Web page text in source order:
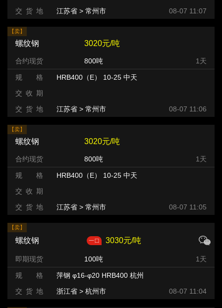
交 货 地
江苏省 > 常州市 > 08-07 11:07
【卖】
螺纹钢 3020元/吨
合约现货 800吨 1天
规 格
HRB400（E） 10-25 中天
交 收 期
交 货 地
江苏省 > 常州市 > 08-07 11:06
【卖】
螺纹钢 3020元/吨
合约现货 800吨 1天
规 格
HRB400（E） 10-25 中天
交 收 期
交 货 地
江苏省 > 常州市 > 08-07 11:05
【卖】
螺纹钢 3030元/吨
即期现货 100吨 1天
规 格
萍钢 φ16-φ20 HRB400 杭州
交 货 地
浙江省 > 杭州市 08-07 11:04